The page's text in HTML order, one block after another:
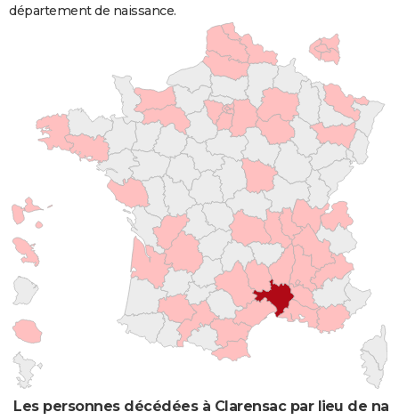
département de naissance.
Les personnes décédées à Clarensac par lieu de